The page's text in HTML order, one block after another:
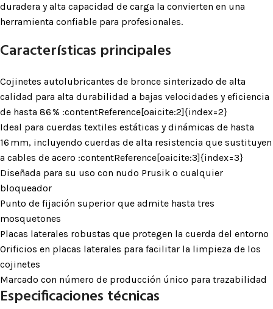
duradera y alta capacidad de carga la convierten en una
herramienta confiable para profesionales.
Características principales
Co­ji­netes auto­lubri­cantes de bronce sinterizado de alta
calidad para alta durabilidad a bajas velocidades y eficiencia
de hasta 86 % :contentReference[oaicite:2]{index=2}
Ideal para cuerdas textiles estáticas y dinámicas de hasta
16 mm, incluyendo cuerdas de alta resistencia que sustituyen
a cables de acero :contentReference[oaicite:3]{index=3}
Diseñada para su uso con nudo Prusik o cualquier
bloqueador
Punto de fijación superior que admite hasta tres
mosquetones
Placas laterales robustas que protegen la cuerda del entorno
Orificios en placas laterales para facilitar la limpieza de los
cojinetes
Marcado con número de producción único para trazabilidad
Especificaciones técnicas